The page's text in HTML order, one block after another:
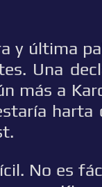
y última
Una
más a
harta
No es